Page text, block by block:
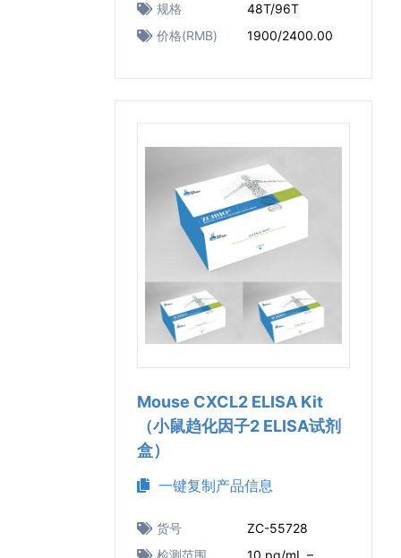
规格
48T/96T
价格(RMB)
1900/2400.00
Mouse CXCL2 ELISA Kit
（小鼠趋化因子2 ELISA试剂
盒）
一键复制产品信息
货号
ZC-55728
检测范围
10 pg/mL –